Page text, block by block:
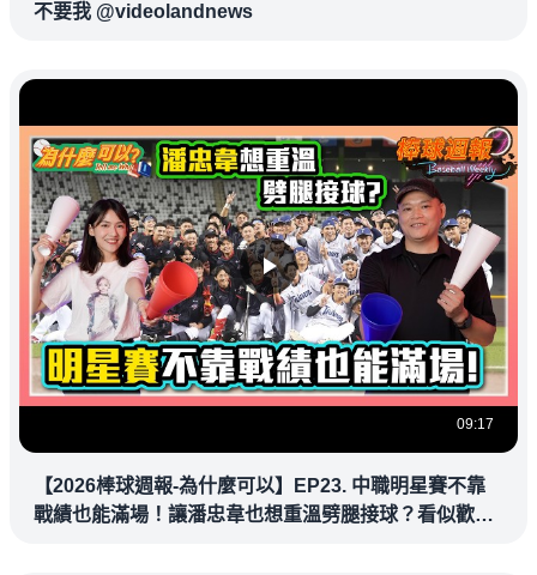
不要我 @videolandnews
09:17
【2026棒球週報-為什麼可以】EP23. 中職明星賽不靠
戰績也能滿場！讓潘忠韋也想重溫劈腿接球？看似歡樂